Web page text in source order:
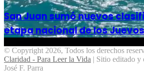
San Juan sumó nuevos
etapa nacional de los
© Copyright 2026, Todos los derechos
Claridad - Para Leer la Vida | Sitio editado
José F. Parra